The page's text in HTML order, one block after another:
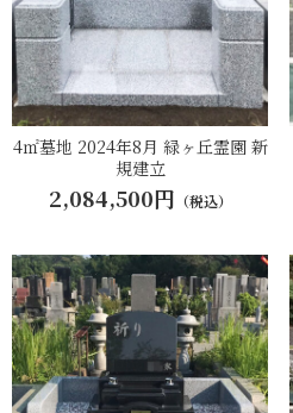
4㎡墓地 2024年8月 緑ヶ丘霊園 新
規建立
2,084,500円 （税込）